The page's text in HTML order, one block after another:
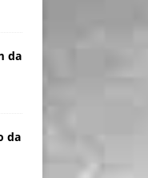
da
da